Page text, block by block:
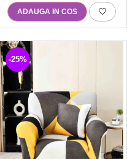
ADAUGA IN COS
-25%